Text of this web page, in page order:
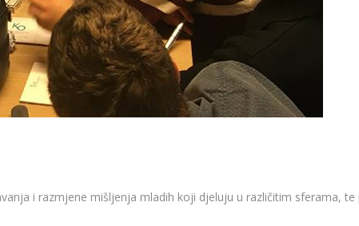
i razmjene mišljenja mladih koji djeluju u različitim sferama,